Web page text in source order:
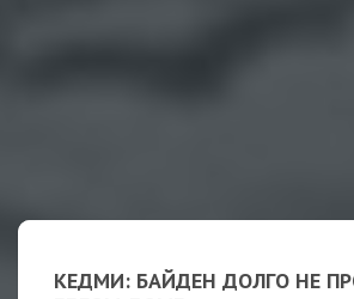
КЕДМИ: БАЙДЕН ДОЛГО НЕ